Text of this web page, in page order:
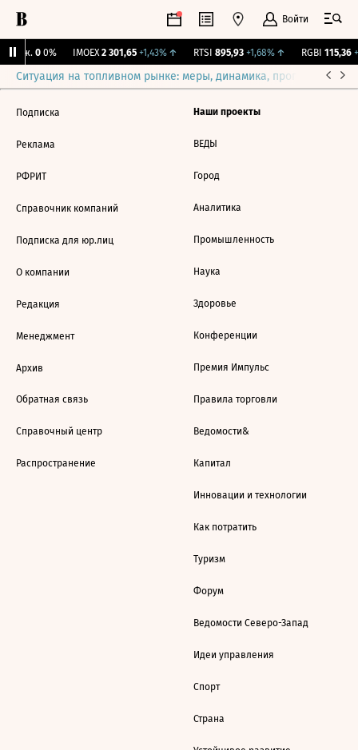
Войти
Бирж. 0 0% IMOEX 2 301,65 +1,43%↑ RTSI 895,93 +1,68%↑ RGBI 115,36
Ситуация на топливном рынке: меры, динамика, прогнозы
Подписка
Реклама
РФРИТ
Справочник компаний
Подписка для юр.лиц
О компании
Редакция
Менеджмент
Архив
Обратная связь
Справочный центр
Распространение
Наши проекты
ВЕДЫ
Город
Аналитика
Промышленность
Наука
Здоровье
Конференции
Премия Импульс
Правила торговли
Ведомости&
Капитал
Инновации и технологии
Как потратить
Туризм
Форум
Ведомости Северо-Запад
Идеи управления
Спорт
Страна